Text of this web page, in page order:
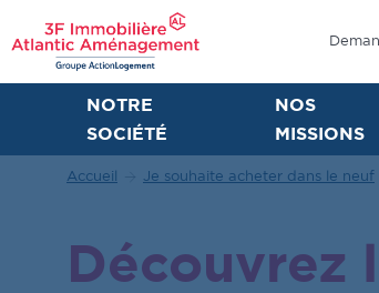
NOTRE
SOCIÉTÉ
NOS
MISSIONS
Accueil Je souhaite acheter dans le neuf
Découvrez